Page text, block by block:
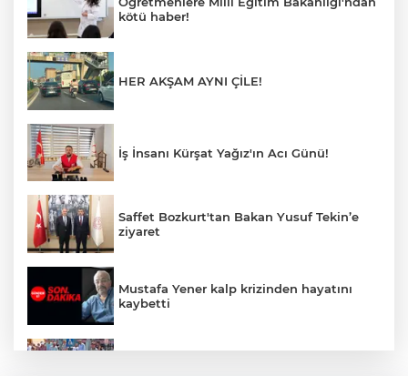
kötü haber!
HER AKŞAM AYNI ÇİLE!
İş İnsanı Kürşat Yağız'ın Acı Günü!
Saffet Bozkurt'tan Bakan Yusuf Tekin’e
ziyaret
Mustafa Yener kalp krizinden hayatını
kaybetti